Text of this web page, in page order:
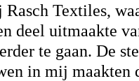
Textiles,
deel uitmaakte
te gaan. De
in mij maakten